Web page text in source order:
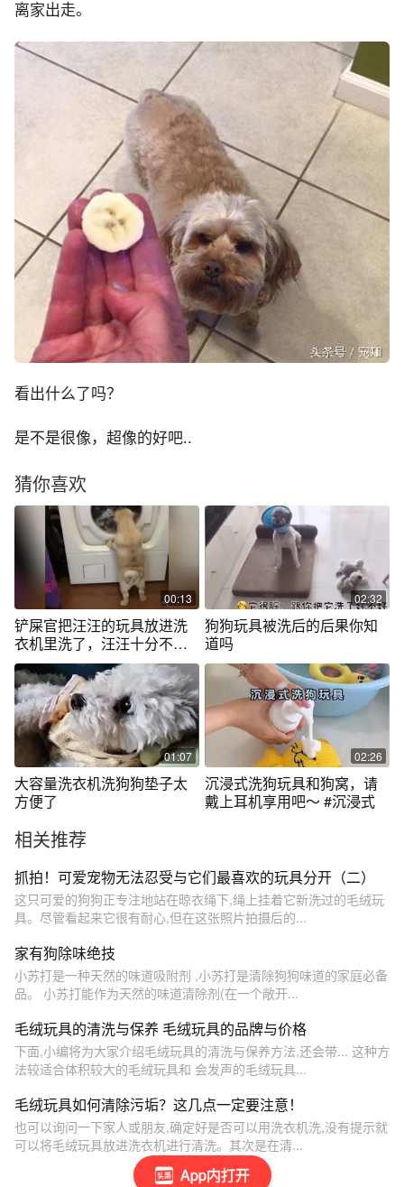
App内打开
离家出走。
看出什么了吗？
是不是很像，超像的好吧..
猜你喜欢
00:13
铲屎官把汪汪的玩具放进洗
衣机里洗了，汪汪十分不放
心一直盯着看
02:32
狗狗玩具被洗后的后果你知
道吗
01:07
大容量洗衣机洗狗狗垫子太
方便了
02:26
沉浸式洗狗玩具和狗窝，请
戴上耳机享用吧～ #沉浸式
相关推荐
抓拍！可爱宠物无法忍受与它们最喜欢的玩具分开（二）
这只可爱的狗狗正专注地站在晾衣绳下,绳上挂着它新洗过的毛绒玩
具。尽管看起来它很有耐心,但在这张照片拍摄后的...
家有狗除味绝技
小苏打是一种天然的味道吸附剂 ,小苏打是清除狗狗味道的家庭必备
品。 小苏打能作为天然的味道清除剂(在一个敞开...
毛绒玩具的清洗与保养 毛绒玩具的品牌与价格
下面,小编将为大家介绍毛绒玩具的清洗与保养方法,还会带... 这种方
法较适合体积较大的毛绒玩具和 会发声的毛绒玩具...
毛绒玩具如何清除污垢？这几点一定要注意！
也可以询问一下家人或朋友,确定好是否可以用洗衣机洗,没有提示就
可以将毛绒玩具放进洗衣机进行清洗。其次是在清...